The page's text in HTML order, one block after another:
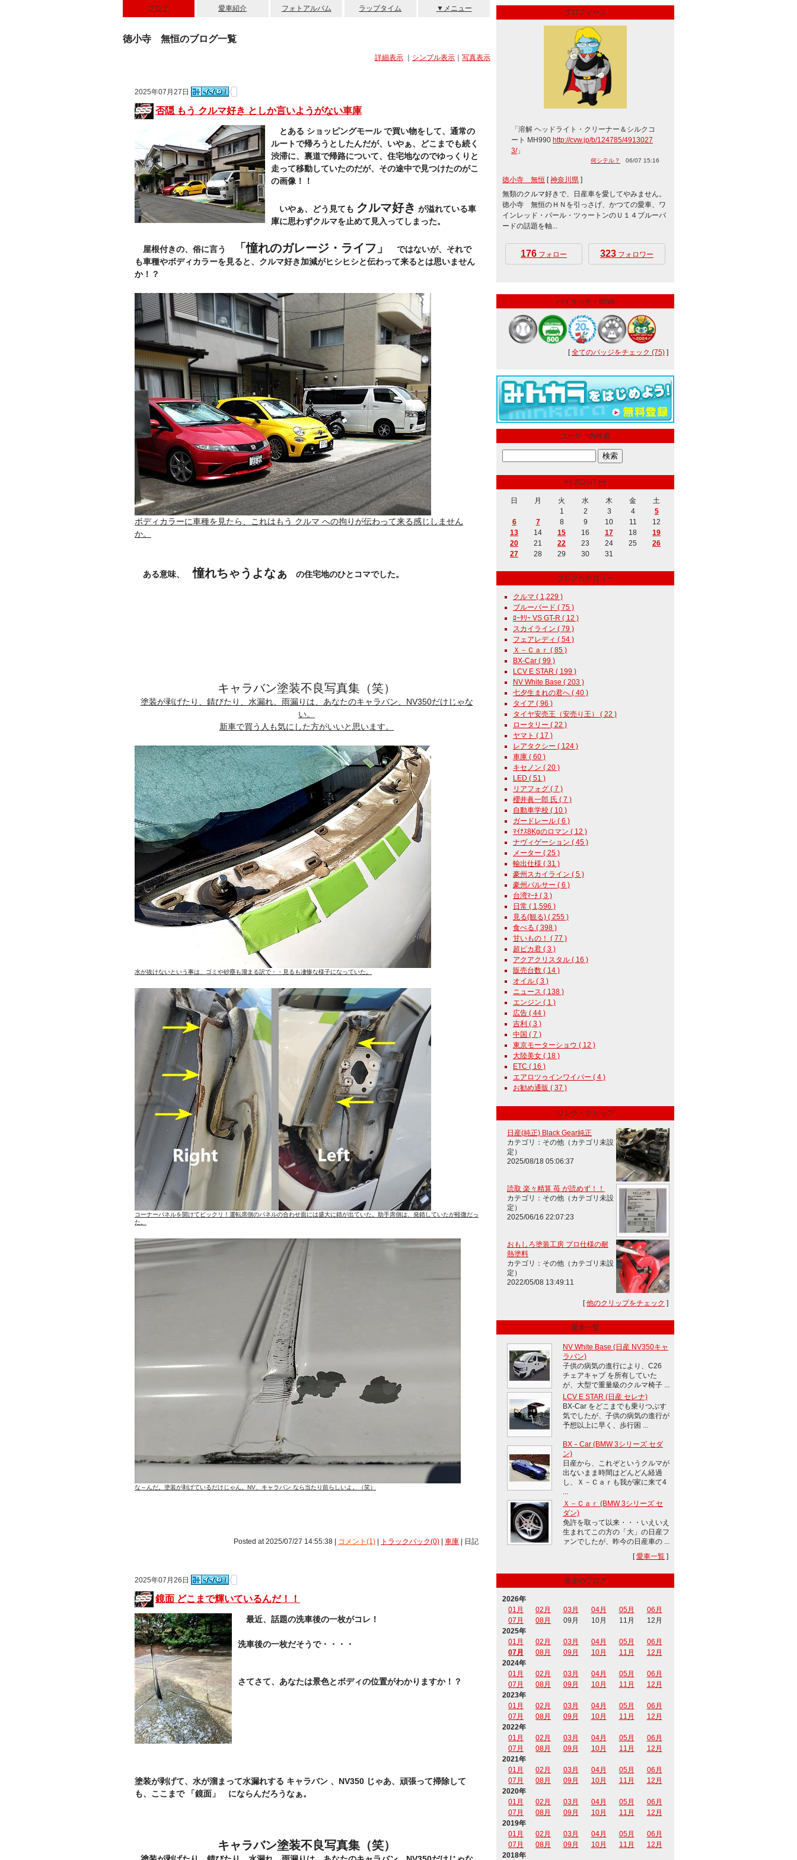
ブログ 愛車紹介 フォトアルバム ラップタイム ▼メニュー
徳小寺 無恒のブログ一覧
詳細表示 シンプル表示 写真表示
2025年07月27日
否隠 もう クルマ好き としか言いようがない車庫
とある ショッピングモール で買い物をして、通常の
ルートで帰ろうとしたんだが、いやぁ、どこまでも続く
渋滞に、裏道で帰路について、住宅地なのでゆっくりと
走って移動していたのだが、その途中で見つけたのがこ
の画像！！
いやぁ、どう見ても クルマ好き が溢れている車
庫に思わずクルマを止めて見入ってしまった。
屋根付きの、俗に言う 「憧れのガレージ・ライフ」
ではないが、それで
も車種やボディカラーを見ると、クルマ好き加減がヒシヒシと伝わって来るとは思いません
か！？
ボディカラーに車種を見たら、これはもう クルマ への拘りが伝わって来る感じしません
か。
ある意味、憧れちゃうよなぁ の住宅地のひとコマでした。
キャラバン塗装不良写真集（笑）
塗装が剥げたり、錆びたり、水漏れ、雨漏りは、あなたのキャラバン、NV350だけじゃな
い。
新車で買う人も気にした方がいいと思います。
水が抜けないという事は、ゴミや砂塵も溜まる訳で・・見るも凄惨な様子になっていた。
コーナーパネルを開けてビックリ！運転席側のパネルの合わせ面には盛大に錆が出ていた。助手席側は、発錆していたが軽微だっ
た。
な～んだ。塗装が剥げているだけじゃん。NV、キャラバン なら当たり前らしいよ。（笑）
Posted at 2025/07/27 14:55:38 | コメント(1) | トラックバック(0) | 車庫 | 日記
2025年07月26日
鏡面 どこまで輝いているんだ！！
最近、話題の洗車後の一枚がコレ！
洗車後の一枚だそうで・・・・
さてさて、あなたは景色とボディの位置がわかりますか！？
塗装が剥げて、水が溜まって水漏れする キャラバン 、NV350 じゃあ、頑張って掃除して
も、ここまで 「鏡面」 にならんだろうなぁ。
キャラバン塗装不良写真集（笑）
プロフィール
「溶解 ヘッドライト・クリーナー＆シルクコ
ート MH990 http://cvw.jp/b/124785/4913027
3/」
何シテル？ 06/07 15:16
徳小寺 無恒 [神奈川県 ]
無類のクルマ好きで、日産車を愛してやみません。
徳小寺 無恒のＨＮを引っさげ、かつての愛車、ワ
インレッド・パール・ツゥートンのＵ１４ブルーバ
ードの話題を軸...
176 フォロー 323 フォロワー
ハイタッチ！drive
[全てのバッジをチェック (75) ]
ユーザー内検索
<< 2025/7 >>
日 月 火 水 木 金
土
1
2 3 4
5
6
7 8 9 10 11
12
13
14 15 16 17 18
19
20
21 22 23 24 25
26
27
28 29 30 31
ブログカテゴリー
クルマ ( 1,229 )
ブルーバード ( 75 )
ﾛｰﾀﾘｰ VS GT-R ( 12 )
スカイライン ( 79 )
フェアレディ ( 54 )
Ｘ－Ｃａｒ ( 85 )
BX-Car ( 99 )
LCV E STAR ( 199 )
NV White Base ( 203 )
七夕生まれの君へ ( 40 )
タイア ( 96 )
タイヤ安売王（安売り王） ( 22 )
ロータリー ( 22 )
ヤマト ( 17 )
レアタクシー ( 124 )
車庫 ( 60 )
キセノン ( 20 )
LED ( 51 )
リアフォグ ( 7 )
櫻井眞一郎 氏 ( 7 )
自動車学校 ( 10 )
ガードレール ( 6 )
ﾏｲﾅｽ8Kgのロマン ( 12 )
ナヴィゲーション ( 45 )
メーター ( 25 )
輸出仕様 ( 31 )
豪州スカイライン ( 5 )
豪州パルサー ( 6 )
台湾ﾏｰﾁ ( 3 )
日常 ( 1,596 )
見る(観る) ( 255 )
食べる ( 398 )
甘いもの！ ( 77 )
超ピカ君 ( 3 )
アクアクリスタル ( 16 )
販売台数 ( 14 )
オイル ( 3 )
ニュース ( 138 )
エンジン ( 1 )
広告 ( 44 )
吉利 ( 3 )
中国 ( 7 )
東京モーターショウ ( 12 )
大陸美女 ( 18 )
ETC ( 16 )
エアロツゥインワイパー ( 4 )
お勧め通販 ( 37 )
リンク・クリップ
日産(純正) Black Gear純正
カテゴリ：その他（カテゴリ未設
定）
2025/08/18 05:06:37
読取 楽々精算 苺 が読めず！！
カテゴリ：その他（カテゴリ未設
定）
2025/06/16 22:07:23
おもしろ塗装工房 プロ仕様の耐
熱塗料
カテゴリ：その他（カテゴリ未設
定）
2022/05/08 13:49:11
[他のクリップをチェック ]
愛車一覧
NV White Base (日産 NV350キャ
ラバン)
子供の病気の進行により、C26
チェアキャブ を所有していた
が、大型で重量級のクルマ椅子 ...
LCV E STAR (日産 セレナ)
BX-Car をどこまでも乗りつぶす
気でしたが、子供の病気の進行が
予想以上に早く、歩行困 ...
BX－Car (BMW 3シリーズ セダ
ン)
日産から、これぞというクルマが
出ないまま時間はどんどん経過
し、Ｘ－Ｃａｒも我が家に来て4
...
Ｘ－Ｃａｒ (BMW 3シリーズ セ
ダン)
免許を取って以来・・・いえいえ
生まれてこの方の「大」の日産フ
ァンでしたが、昨今の日産車の ...
[愛車一覧 ]
過去のブログ
2026年
01月
02月 03月 04月 05月
06月
07月
08月 09月 10月 11月
12月
2025年
01月
02月 03月 04月 05月
06月
07月
08月 09月 10月 11月
12月
2024年
01月
02月 03月 04月 05月
06月
07月
08月 09月 10月 11月
12月
2023年
01月
02月 03月 04月 05月
06月
07月
08月 09月 10月 11月
12月
2022年
01月
02月 03月 04月 05月
06月
07月
08月 09月 10月 11月
12月
2021年
01月
02月 03月 04月 05月
06月
07月
08月 09月 10月 11月
12月
2020年
01月
02月 03月 04月 05月
06月
07月
08月 09月 10月 11月
12月
2019年
01月
02月 03月 04月 05月
06月
07月
08月 09月 10月 11月
12月
2018年